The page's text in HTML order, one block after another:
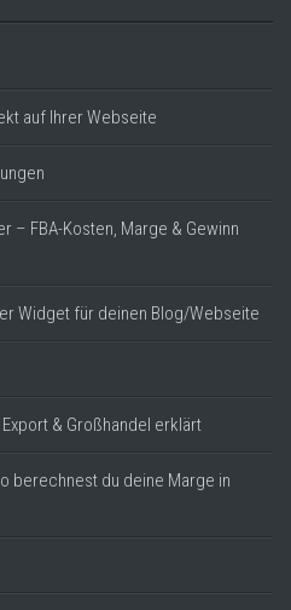
auf Ihrer Webseite
– FBA-Kosten, Marge & Gewinn
Widget für deinen Blog/Webseite
& Großhandel erklärt
berechnest du deine Marge in